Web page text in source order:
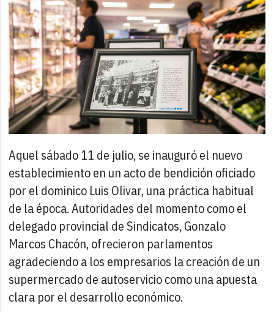
Aquel sábado 11 de julio, se inauguró el nuevo
establecimiento en un acto de bendición oficiado
por el dominico Luis Olivar, una práctica habitual
de la época. Autoridades del momento como el
delegado provincial de Sindicatos, Gonzalo
Marcos Chacón, ofrecieron parlamentos
agradeciendo a los empresarios la creación de un
supermercado de autoservicio como una apuesta
clara por el desarrollo económico.